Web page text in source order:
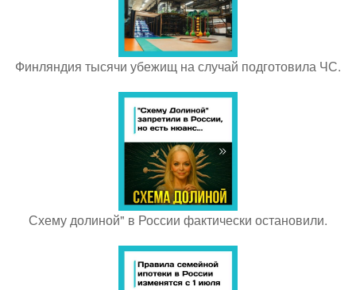
Финляндия тысячи убежищ на случай подготовила ЧС.
Схему долиной" в России фактически остановили.